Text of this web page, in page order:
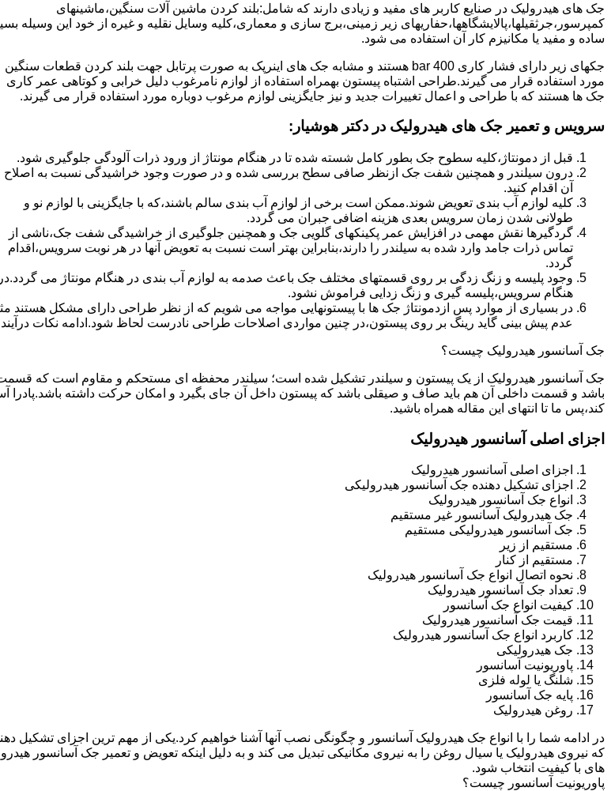
جک های هیدرولیک در صنایع کاربر های مفید و زیادی دارند که شامل:بلند کردن ماشین آلات سنگین،ماشینهای
کمپرسور،جرثقیلها،پالایشگاهها،حفاریهای زیر زمینی،برج سازی و معماری،کلیه وسایل نقلیه و غیره از خود این وسیله
ساده و مفید یا مکانیزم کار آن استفاده می شود.
جکهای زیر دارای فشار کاری 400 bar هستند و مشابه جک های اینرپک به صورت پرتابل جهت بلند کردن قطعات سنگین
مورد استفاده قرار می گیرند.طراحی اشتباه پیستون بهمراه استفاده از لوازم نامرغوب دلیل خرابی و کوتاهی عمر کاری
جک ها هستند که با طراحی و اعمال تغییرات جدید و نیز جایگزینی لوازم مرغوب دوباره مورد استفاده قرار می گیرند.
سرویس و تعمیر جک های هیدرولیک در دکتر هوشیار :
قبل از دمونتاژ،کلیه سطوح جک بطور کامل شسته شده تا در هنگام مونتاژ از ورود ذرات آلودگی جلوگیری شود.
درون سیلندر و همچنین شفت جک ازنظر صافی سطح بررسی شده و در صورت وجود خراشیدگی نسبت به اصلاح
آن اقدام کنید.
کلیه لوازم آب بندی تعویض شوند.ممکن است برخی از لوازم آب بندی سالم باشند،که با جایگزینی با لوازم نو و
طولانی شدن زمان سرویس بعدی هزینه اضافی جبران می گردد.
گردگیرها نقش مهمی در افزایش عمر پکینکهای گلویی جک و همچنین جلوگیری از خراشیدگی شفت جک،ناشی از
تماس ذرات جامد وارد شده به سیلندر را دارند،بنابراین بهتر است نسبت به تعویض آنها در هر نوبت سرویس،اقدام
گردد.
وجود پلیسه و زنگ زدگی بر روی قسمتهای مختلف جک باعث صدمه به لوازم آب بندی در هنگام مونتاژ می گردد.در
هنگام سرویس،پلیسه گیری و زنگ زدایی فراموش نشود.
در بسیاری از موارد پس ازدمونتاژ جک ها با پیستونهایی مواجه می شویم که از نظر طراحی دارای مشکل هستند
عدم پیش بینی گاید رینگ بر روی پیستون،در چنین مواردی اصلاحات طراحی نادرست لحاظ شود.ادامه نکات درآیند
جک آسانسور هیدرولیک چیست؟
جک آسانسور هیدرولیک از یک پیستون و سیلندر تشکیل شده است؛ سیلندر محفظه ای مستحکم و مقاوم است که
باشد و قسمت داخلی آن هم باید صاف و صیقلی باشد که پیستون داخل آن جای بگیرد و امکان حرکت داشته
کند،پس ما تا انتهای این مقاله همراه باشید.
اجزای اصلی آسانسور هیدرولیک
اجزای اصلی آسانسور هیدرولیک
اجزای تشکیل دهنده جک آسانسور هیدرولیکی
انواع جک آسانسور هیدرولیک
جک هیدرولیک آسانسور غیر مستقیم
جک آسانسور هیدرولیکی مستقیم
مستقیم از زیر
مستقیم از کنار
نحوه اتصال انواع جک آسانسور هیدرولیک
تعداد جک آسانسور هیدرولیک
کیفیت انواع جک آسانسور
قیمت جک آسانسور هیدرولیک
کاربرد انواع جک آسانسور هیدرولیک
جک هیدرولیکی
پاوریونیت آسانسور
شلنگ یا لوله فلزی
پایه جک آسانسور
روغن هیدرولیک
در ادامه شما را با انواع جک هیدرولیک آسانسور و چگونگی نصب آنها آشنا خواهیم کرد.یکی از مهم ترین اجزای
که نیروی هیدرولیک یا سیال روغن را به نیروی مکانیکی تبدیل می کند و به دلیل اینکه تعویض و تعمیر جک آسانسور
های با کیفیت انتخاب شود.
پاوریونیت آسانسور چیست؟